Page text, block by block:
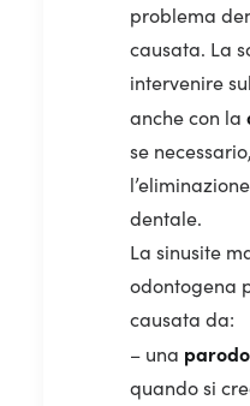
problema
causata. La
intervenire
anche con la
se
dentale.
La sinusite
odontogena
causata da:
– una
quando si